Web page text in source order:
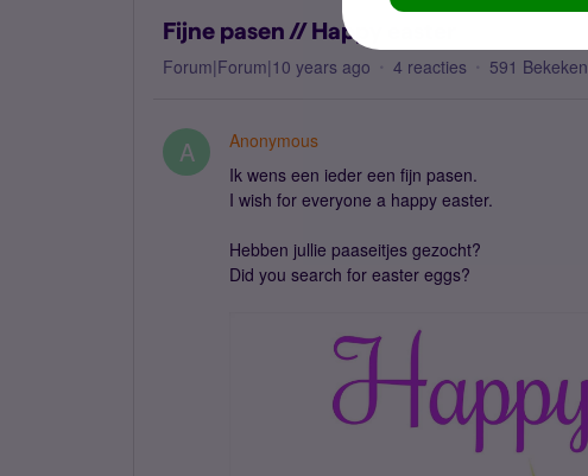
Fijne pasen // Happy easter
Forum|Forum|10 years ago 4 reacties 591 Bekeken
A
Anonymous
Ik wens een ieder een fijn pasen.
I wish for everyone a happy easter.
Hebben jullie paaseitjes gezocht?
Did you search for easter eggs?